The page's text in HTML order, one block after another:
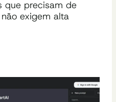
que precisam de
exigem alta